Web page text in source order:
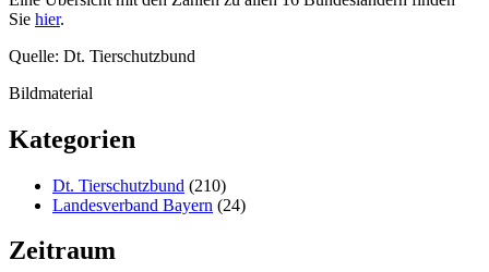
Sie hier.
Quelle: Dt. Tierschutzbund
Bildmaterial
Kategorien
Dt. Tierschutzbund (210)
Landesverband Bayern (24)
Zeitraum